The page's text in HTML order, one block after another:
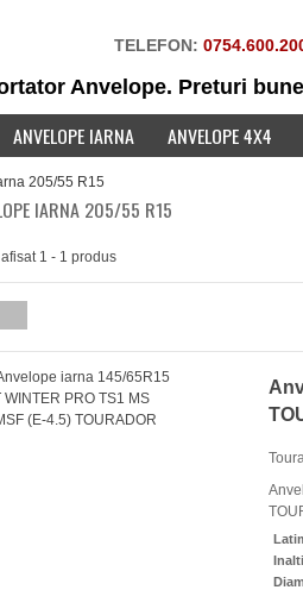
TELEFON:
Anvelope. Preturi
ANVELOPE IARNA ANVELOPE 4X4
205/55 R15
Anvelope vară 205/60R16 96H
HANKOOK KINERGY 4S...
498.90 Lei
IARNA 205/55 R15
1 - 1 produs